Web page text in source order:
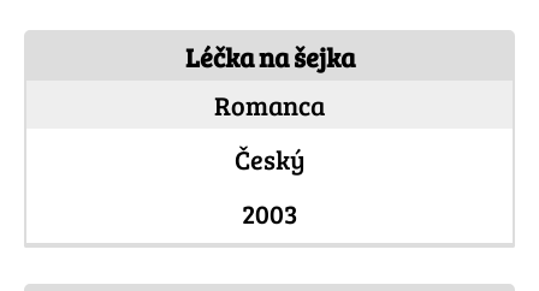
Léčka na šejka
Romanca
Český
2003